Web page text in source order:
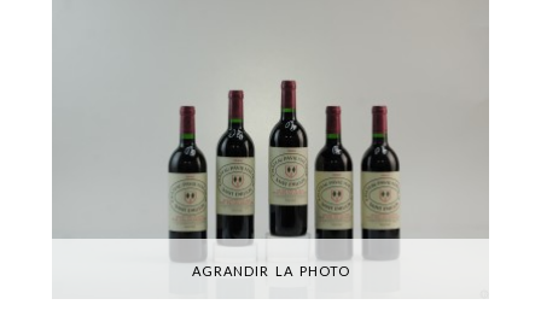
AGRANDIR LA PHOTO